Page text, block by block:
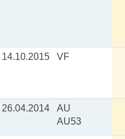
14.10.2015 VF
26.04.2014
AU
AU53